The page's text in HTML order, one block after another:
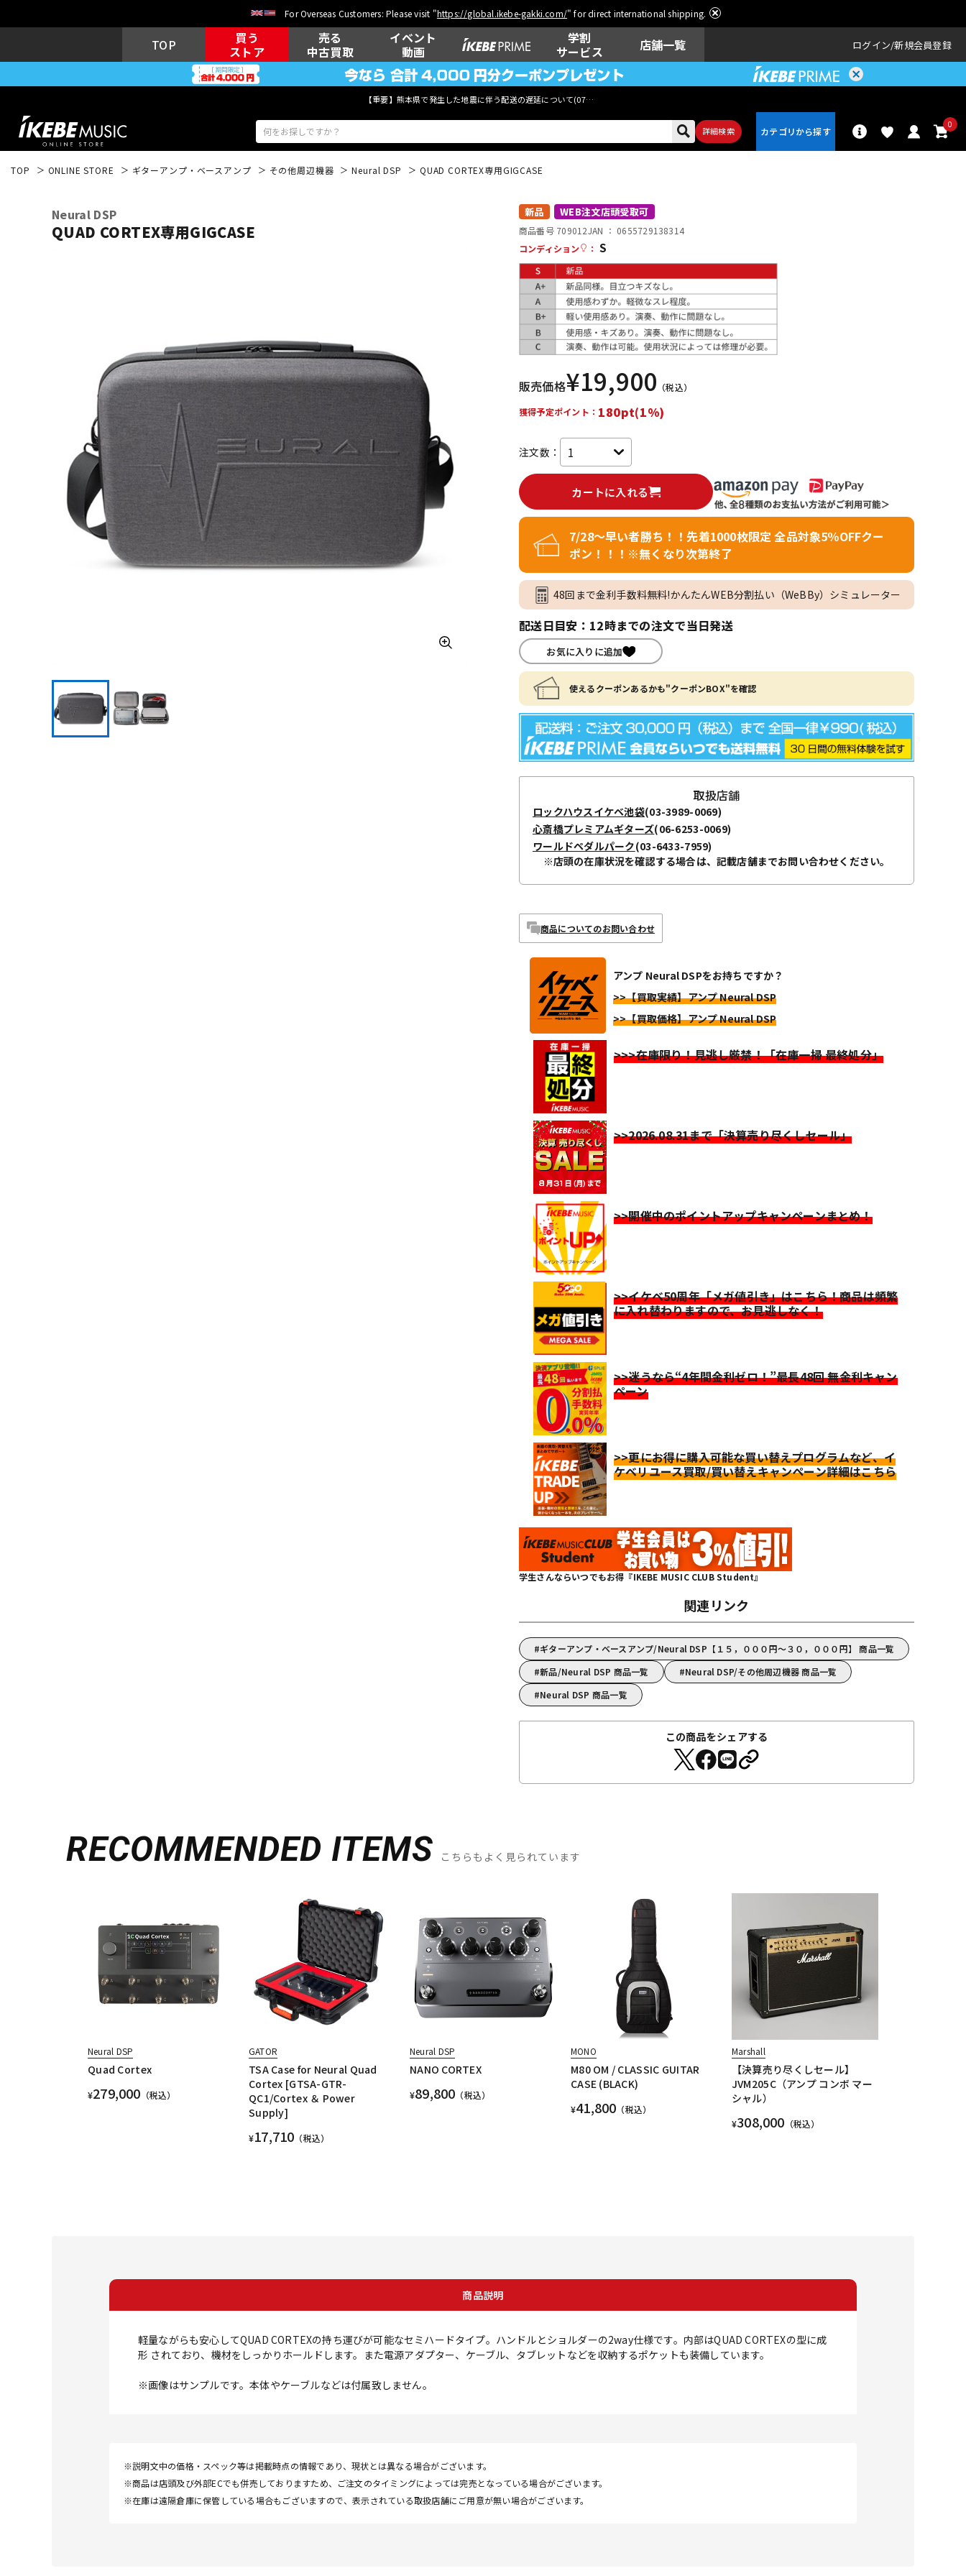
For Overseas Customers: Please visit "https://global.ikebe-gakki.com/" for direct international shipping.
TOP
買う
ストア
売る
中古買取
イベント
動画
学割
サービス
店舗一覧 ログイン 新規会員登録
【重要】熊本県で発生した地震に伴う配送の遅延について(07月29日
詳細検索
0
ウクレレ
その他楽器
DTM レコーディン
グ機器
配信/ライブ
機器
中古 ヴィンテージ
TOP ONLINE STORE ギターアンプ・ベースアンプ その他周辺機器 Neural DSP QUAD CORTEX専用GIGCASE
Neural DSP
QUAD CORTEX専用GIGCASE
新品 WEB注文店頭受取可
商品番号 709012JAN ： 0655729138314
コンディション
： S
販売価格¥19,900 （税込）
獲得予定ポイント： 180pt(1%)
注文数：
カートに入れる
7/28～早い者勝ち！！先着1000枚限定 全品対象5％OFFクー
ポン！！！※無くなり次第終了
48回まで金利手数料無料!かんたんWEB分割払い（WeBBy）シミュレーター
配送日目安：12時までの注文で当日発送
お気に入りに追加
使えるクーポンあるかも"クーポンBOX"を確認
取扱店舗
ロックハウスイケベ池袋(03-3989-0069)
心斎橋プレミアムギターズ(06-6253-0069)
ワールドペダルパーク(03-6433-7959)
※店頭の在庫状況を確認する場合は、記載店舗までお問い合わせください。
商品についてのお問い合わせ
アンプ Neural DSPをお持ちですか？
>>【買取実績】アンプ Neural DSP
>>【買取価格】アンプ Neural DSP
>>>在庫限り！見逃し厳禁！「在庫一掃 最終処分」
>>2026.08.31まで「決算売り尽くしセール」
>>開催中のポイントアップキャンペーンまとめ！
>>イケベ50周年「メガ値引き」はこちら！商品は頻繁
に入れ替わりますので、お見逃しなく！
>>迷うなら“4年間金利ゼロ！”最長48回 無金利キャン
ペーン
>>更にお得に購入可能な買い替えプログラムなど、イ
ケベリユース買取/買い替えキャンペーン詳細はこちら
学生さんならいつでもお得『IKEBE MUSIC CLUB Student』
関連リンク
ギターアンプ・ベースアンプ/Neural DSP【１５，０００円～３０，０００円】 商品一覧
新品/Neural DSP 商品一覧
Neural DSP/その他周辺機器 商品一覧
Neural DSP 商品一覧
この商品をシェアする
RECOMMENDED ITEMS こちらもよく見られています
Neural DSP
Quad Cortex
¥279,000 （税込）
GATOR
TSA Case for Neural Quad
Cortex [GTSA-GTR-
QC1/Cortex ＆ Power
Supply]
¥17,710 （税込）
Neural DSP
NANO CORTEX
¥89,800 （税込）
MONO
M80 OM / CLASSIC GUITAR
CASE (BLACK)
¥41,800 （税込）
Marshall
【決算売り尽くしセール】
JVM205C（アンプ コンボ マー
シャル）
¥308,000 （税込）
商品説明
軽量ながらも安心してQUAD CORTEXの持ち運びが可能なセミハードタイプ。ハンドルとショルダーの2way仕様です。内部はQUAD CORTEXの型に成
形 されており、機材をしっかりホールドします。また電源アダプター、ケーブル、タブレットなどを収納するポケットも装備しています。
※画像はサンプルです。本体やケーブルなどは付属致しません。
※説明文中の価格・スペック等は掲載時点の情報であり、現状とは異なる場合がございます。
※商品は店頭及び外部ECでも併売しておりますため、ご注文のタイミングによっては完売となっている場合がございます。
※在庫は遠隔倉庫に保管している場合もございますので、表示されている取扱店舗にご用意が無い場合がございます。